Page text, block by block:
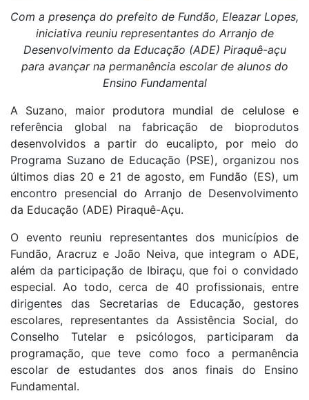
Com a presença do prefeito de Fundão, Eleazar Lopes,
iniciativa reuniu representantes do Arranjo de
Desenvolvimento da Educação (ADE) Piraquê-açu
para avançar na permanência escolar de alunos do
Ensino Fundamental
A Suzano, maior produtora mundial de celulose e
referência global na fabricação de bioprodutos
desenvolvidos a partir do eucalipto, por meio do
Programa Suzano de Educação (PSE), organizou nos
últimos dias 20 e 21 de agosto, em Fundão (ES), um
encontro presencial do Arranjo de Desenvolvimento
da Educação (ADE) Piraquê-Açu.
O evento reuniu representantes dos municípios de
Fundão, Aracruz e João Neiva, que integram o ADE,
além da participação de Ibiraçu, que foi o convidado
especial. Ao todo, cerca de 40 profissionais, entre
dirigentes das Secretarias de Educação, gestores
escolares, representantes da Assistência Social, do
Conselho Tutelar e psicólogos, participaram da
programação, que teve como foco a permanência
escolar de estudantes dos anos finais do Ensino
Fundamental.